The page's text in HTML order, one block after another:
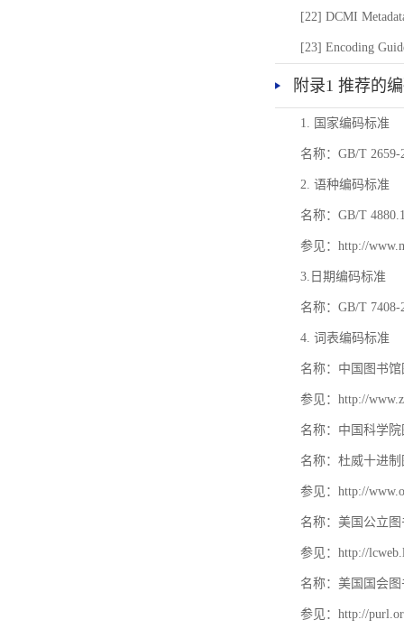
[22] DCMI
[23] Encoding
附录1 推荐的
1. 国家编码标准
名称：GB/T
2. 语种编码标准
名称：GB/T
参见：http://
3.日期编码标准
名称：GB/T
4. 词表编码标准
名称：中国图书
参见：http://
名称：中国科学
名称：杜威十进
参见：http://
名称：美国公立
参见：http://
名称：美国国会
参见：http://